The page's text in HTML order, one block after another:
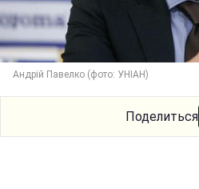
Андрій Павелко (фото: УНІАН)
Поделиться